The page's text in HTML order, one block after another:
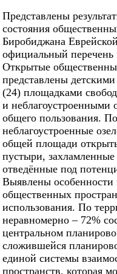
Представлены
состояния
Биробиджана
официальный перечень
Открытые
представлены
(24) площадками
и неблагоустроенными
общего пользования.
неблагоустроенные
общей площади
пустыри,
отведённые под
Выявлены особенности
общественных
использования. По
неравномерно – 72%
центральном
сложившейся
единой системы
пространств, которая